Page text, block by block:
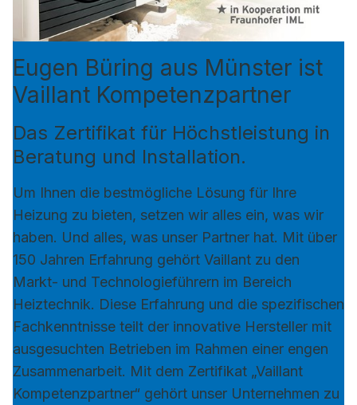
Eugen Büring aus Münster ist
Vaillant Kompetenzpartner
Das Zertifikat für Höchstleistung in
Beratung und Installation.
Um Ihnen die bestmögliche Lösung für Ihre
Heizung zu bieten, setzen wir alles ein, was wir
haben. Und alles, was unser Partner hat. Mit über
150 Jahren Erfahrung gehört Vaillant zu den
Markt- und Technologieführern im Bereich
Heiztechnik. Diese Erfahrung und die spezifischen
Fachkenntnisse teilt der innovative Hersteller mit
ausgesuchten Betrieben im Rahmen einer engen
Zusammenarbeit. Mit dem Zertifikat „Vaillant
Kompetenzpartner“ gehört unser Unternehmen zu